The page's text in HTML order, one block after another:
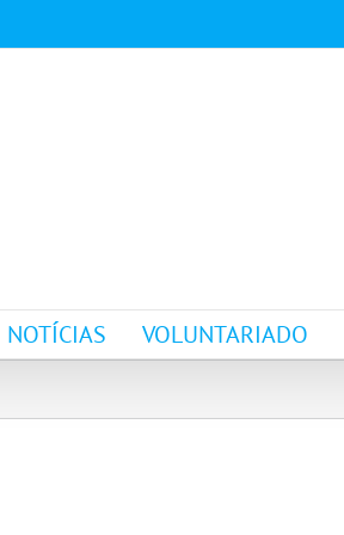
NOTÍCIAS VOLUNTARIADO